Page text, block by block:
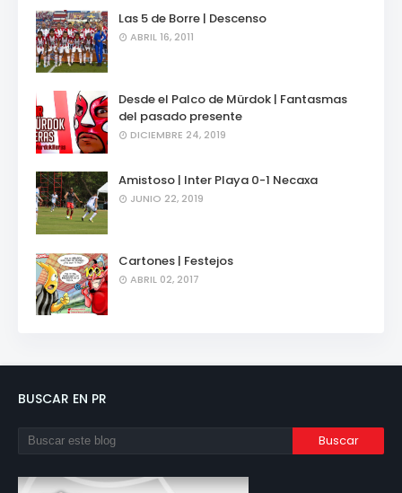
Las 5 de Borre | Descenso
ABRIL 16, 2011
Desde el Palco de Mürdok | Fantasmas
del pasado presente
DICIEMBRE 24, 2019
Amistoso | Inter Playa 0-1 Necaxa
JUNIO 22, 2019
Cartones | Festejos
ABRIL 02, 2017
BUSCAR EN PR